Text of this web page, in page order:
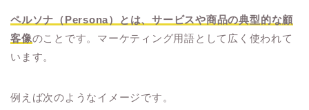
ペルソナ（Persona）とは、サービスや商品の典型的な顧
客像のことです。マーケティング用語として広く使われて
います。
例えば次のようなイメージです。